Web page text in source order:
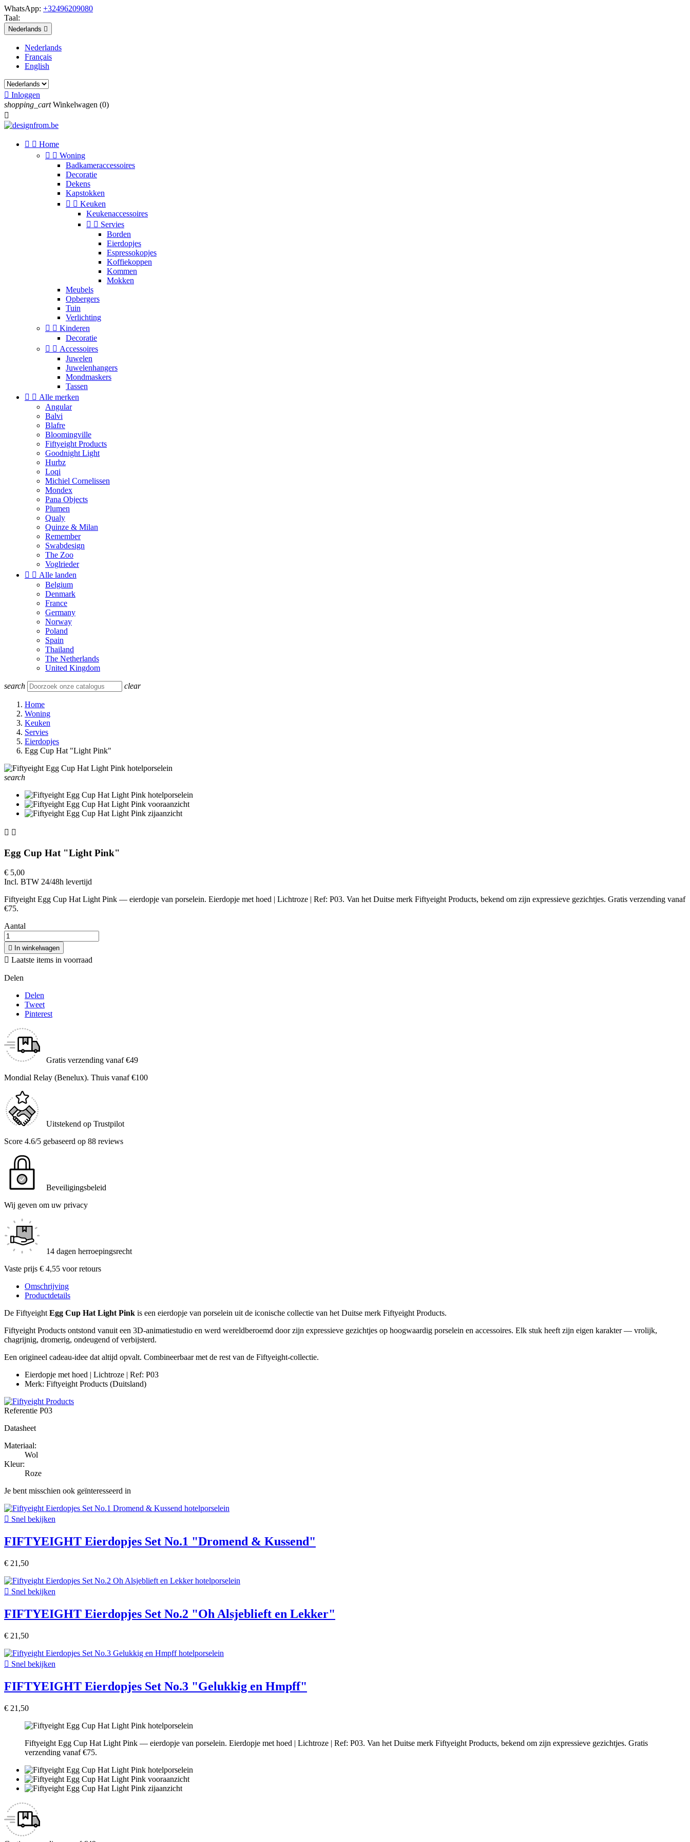
WhatsApp: +32496209080
Taal:
Nederlands 
Nederlands
Français
English
 Inloggen
shopping_cart Winkelwagen (0)

  Home
  Woning
Badkameraccessoires
Decoratie
Dekens
Kapstokken
  Keuken
Keukenaccessoires
  Servies
Borden
Eierdopjes
Espressokopjes
Koffiekoppen
Kommen
Mokken
Meubels
Opbergers
Tuin
Verlichting
  Kinderen
Decoratie
  Accessoires
Juwelen
Juwelenhangers
Mondmaskers
Tassen
  Alle merken
Angular
Balvi
Blafre
Bloomingville
Fiftyeight Products
Goodnight Light
Hurbz
Loqi
Michiel Cornelissen
Mondex
Pana Objects
Plumen
Qualy
Quinze & Milan
Remember
Swabdesign
The Zoo
Voglrieder
  Alle landen
Belgium
Denmark
France
Germany
Norway
Poland
Spain
Thailand
The Netherlands
United Kingdom
search clear
Home
Woning
Keuken
Servies
Eierdopjes
Egg Cup Hat "Light Pink"
search
 
Egg Cup Hat "Light Pink"
€ 5,00
Incl. BTW 24/48h levertijd
Fiftyeight Egg Cup Hat Light Pink — eierdopje van porselein. Eierdopje met hoed | Lichtroze | Ref: P03. Van het Duitse merk Fiftyeight Products, bekend om zijn expressieve gezichtjes. Gratis verzending vanaf
€75.
Aantal
 In winkelwagen
 Laatste items in voorraad
Delen
Delen
Tweet
Pinterest
Gratis verzending vanaf €49
Mondial Relay (Benelux). Thuis vanaf €100
Uitstekend op Trustpilot
Score 4.6/5 gebaseerd op 88 reviews
Beveiligingsbeleid
Wij geven om uw privacy
14 dagen herroepingsrecht
Vaste prijs € 4,55 voor retours
Omschrijving
Productdetails
De FiftyeightEgg Cup Hat Light Pink is een eierdopje van porselein uit de iconische collectie van het Duitse merk Fiftyeight Products.
Fiftyeight Products ontstond vanuit een 3D-animatiestudio en werd wereldberoemd door zijn expressieve gezichtjes op hoogwaardig porselein en accessoires. Elk stuk heeft zijn eigen karakter — vrolijk,
chagrijnig, dromerig, ondeugend of verbijsterd.
Een origineel cadeau-idee dat altijd opvalt. Combineerbaar met de rest van de Fiftyeight-collectie.
Eierdopje met hoed | Lichtroze | Ref: P03
Merk: Fiftyeight Products (Duitsland)
Referentie P03
Datasheet
Materiaal:
Wol
Kleur:
Roze
Je bent misschien ook geïnteresseerd in
 Snel bekijken
FIFTYEIGHT Eierdopjes Set No.1 "Dromend & Kussend"
€ 21,50
 Snel bekijken
FIFTYEIGHT Eierdopjes Set No.2 "Oh Alsjeblieft en Lekker"
€ 21,50
 Snel bekijken
FIFTYEIGHT Eierdopjes Set No.3 "Gelukkig en Hmpff"
€ 21,50
Fiftyeight Egg Cup Hat Light Pink — eierdopje van porselein. Eierdopje met hoed | Lichtroze | Ref: P03. Van het Duitse merk Fiftyeight Products, bekend om zijn expressieve gezichtjes. Gratis
verzending vanaf €75.